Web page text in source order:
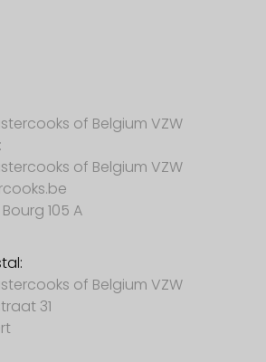
of Belgium VZW
of Belgium VZW
105 A
of Belgium VZW
31